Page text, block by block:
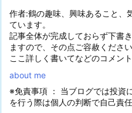
作者:鶴の趣味、興味あること、
ています。
記事全体が完成しておらず下書
ますので、その点ご容赦ください
ここ詳しく書いてなどのコメン
about me
※免責事項 ： 当ブログでは投資
を行う際は個人の判断で自己責